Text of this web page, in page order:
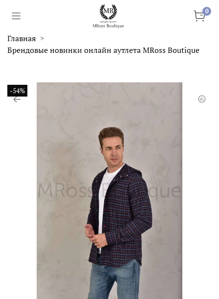
0
Главная
Брендовые новинки онлайн аутлета MRoss Boutique
-54%